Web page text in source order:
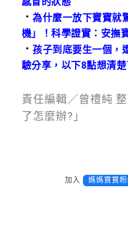
．為什麼一放下寶寶就
機」！科學證實：安撫
．孩子到底要生一個，
驗分享，以下8點想清
責任編輯／曾禮純
了怎麼辦?」
加入 媽媽寶寶粉